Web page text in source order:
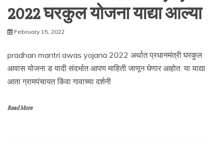
2022 घरकुल योजना याद्या आल्या
February 15, 2022
pradhan mantri awas yojana 2022 अर्थात प्रधानमंत्री घरकुल
आवास योजना ड यादी संदर्भात आपण माहिती जाणून घेणार आहोत. या याद्या
आता ग्रामपंचायत किंवा गावाच्या दर्शनी
Read More